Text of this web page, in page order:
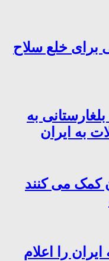
برای خلع سلاح
به
به ایران
کمک می کنند
را اعلام